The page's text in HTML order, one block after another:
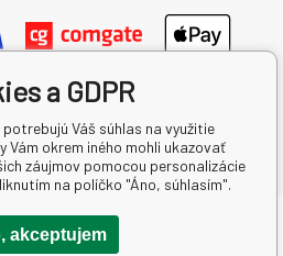
REVILO AUTO s.r.o.
a GDPR
Váš súhlas na využitie
Vám okrem iného mohli ukazovať
záujmov pomocou personalizácie
na políčko "Áno, súhlasím".
akceptujem